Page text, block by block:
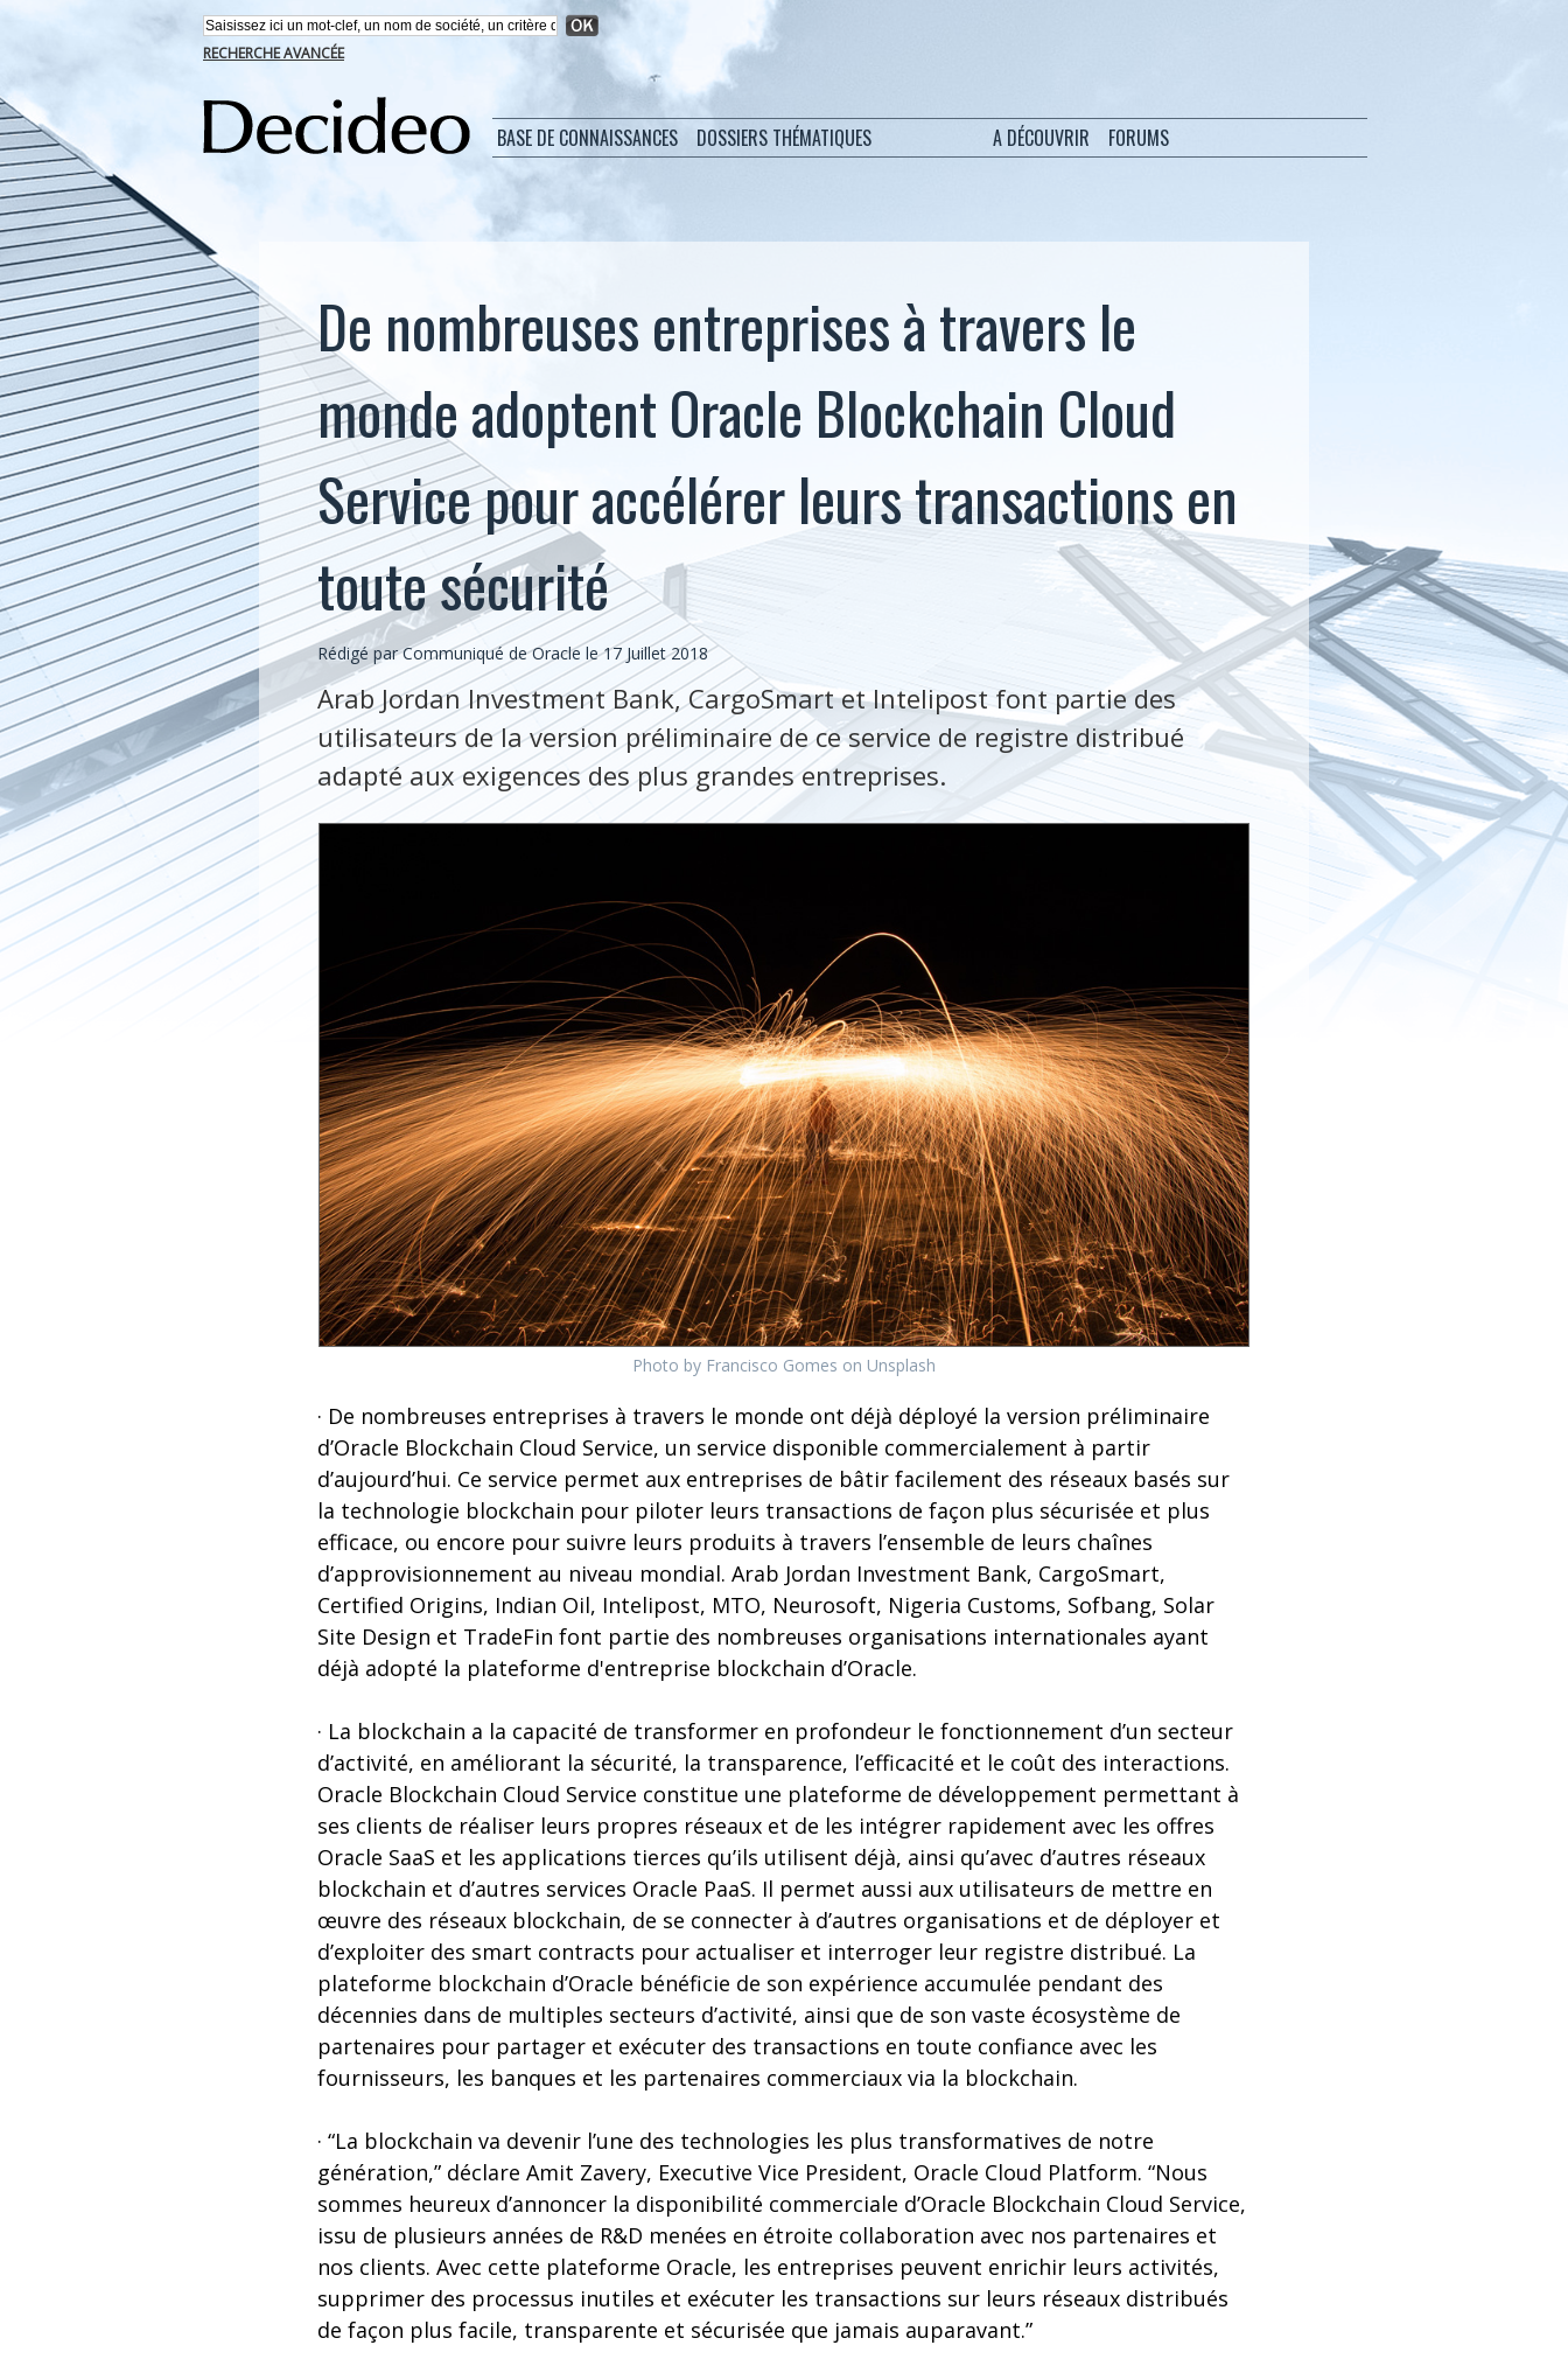
RECHERCHE AVANCÉE
BASE DE CONNAISSANCES DOSSIERS THÉMATIQUES A DÉCOUVRIR FORUMS
De nombreuses entreprises à travers le
monde adoptent Oracle Blockchain Cloud
Service pour accélérer leurs transactions en
toute sécurité
Rédigé par Communiqué de Oracle le 17 Juillet 2018
Arab Jordan Investment Bank, CargoSmart et Intelipost font partie des
utilisateurs de la version préliminaire de ce service de registre distribué
adapté aux exigences des plus grandes entreprises.
Photo by Francisco Gomes on Unsplash
· De nombreuses entreprises à travers le monde ont déjà déployé la version préliminaire
d’Oracle Blockchain Cloud Service, un service disponible commercialement à partir
d’aujourd’hui. Ce service permet aux entreprises de bâtir facilement des réseaux basés sur
la technologie blockchain pour piloter leurs transactions de façon plus sécurisée et plus
efficace, ou encore pour suivre leurs produits à travers l’ensemble de leurs chaînes
d’approvisionnement au niveau mondial. Arab Jordan Investment Bank, CargoSmart,
Certified Origins, Indian Oil, Intelipost, MTO, Neurosoft, Nigeria Customs, Sofbang, Solar
Site Design et TradeFin font partie des nombreuses organisations internationales ayant
déjà adopté la plateforme d'entreprise blockchain d’Oracle.
· La blockchain a la capacité de transformer en profondeur le fonctionnement d’un secteur
d’activité, en améliorant la sécurité, la transparence, l’efficacité et le coût des interactions.
Oracle Blockchain Cloud Service constitue une plateforme de développement permettant à
ses clients de réaliser leurs propres réseaux et de les intégrer rapidement avec les offres
Oracle SaaS et les applications tierces qu’ils utilisent déjà, ainsi qu’avec d’autres réseaux
blockchain et d’autres services Oracle PaaS. Il permet aussi aux utilisateurs de mettre en
œuvre des réseaux blockchain, de se connecter à d’autres organisations et de déployer et
d’exploiter des smart contracts pour actualiser et interroger leur registre distribué. La
plateforme blockchain d’Oracle bénéficie de son expérience accumulée pendant des
décennies dans de multiples secteurs d’activité, ainsi que de son vaste écosystème de
partenaires pour partager et exécuter des transactions en toute confiance avec les
fournisseurs, les banques et les partenaires commerciaux via la blockchain.
· “La blockchain va devenir l’une des technologies les plus transformatives de notre
génération,” déclare Amit Zavery, Executive Vice President, Oracle Cloud Platform. “Nous
sommes heureux d’annoncer la disponibilité commerciale d’Oracle Blockchain Cloud Service,
issu de plusieurs années de R&D menées en étroite collaboration avec nos partenaires et
nos clients. Avec cette plateforme Oracle, les entreprises peuvent enrichir leurs activités,
supprimer des processus inutiles et exécuter les transactions sur leurs réseaux distribués
de façon plus facile, transparente et sécurisée que jamais auparavant.”